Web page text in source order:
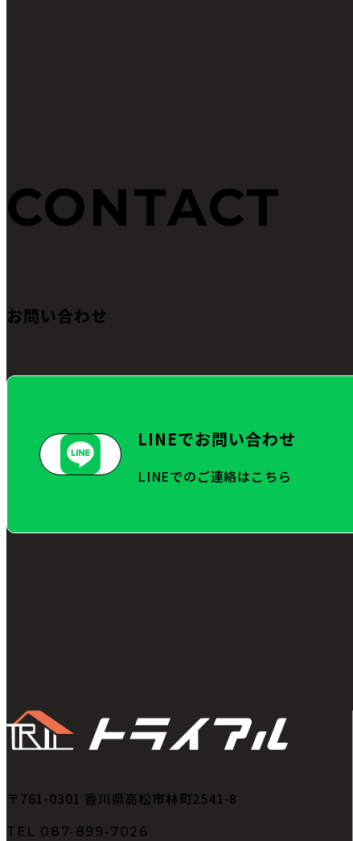
お問い合わせ
CONTACT
LINEでお問い合わせ
LINEでのご連絡はこちら
〒761-0301 香川県高松市林町2541-8
TEL 087-899-7026